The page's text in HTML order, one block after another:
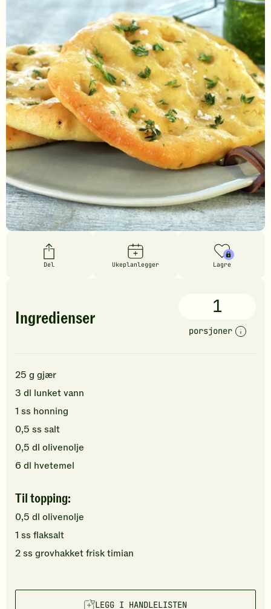
Del Ukeplanlegger Lagre
Ingredienser
1
porsjoner
25 g gjær
3 dl lunketvann
1 ss honning
0,5 ss salt
0,5 dl olivenolje
6 dl hvetemel
Til topping:
0,5 dl olivenolje
1 ss flaksalt
2ss grovhakketfrisk timian
LEGG I HANDLELISTEN